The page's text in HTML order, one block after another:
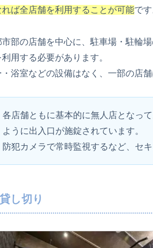
ば全店舗を利用することが可能です
市部の店舗を中心に、駐車場・駐輪
用する必要があります。
浴室などの設備はなく、一部の店
各店舗ともに基本的に無人店となっ
ように出入口が施錠されています。
防犯カメラで常時監視するなど、セ
し切り